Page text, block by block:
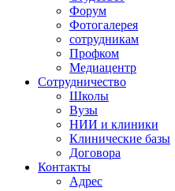
Форум
Фотогалерея
сотрудникам
Профком
Медиацентр
Сотрудничество
Школы
Вузы
НИИ и клиники
Клинические базы
Договора
Контакты
Адрес